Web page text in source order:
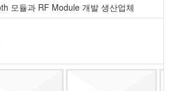
모듈과 RF Module 개발 생산업체